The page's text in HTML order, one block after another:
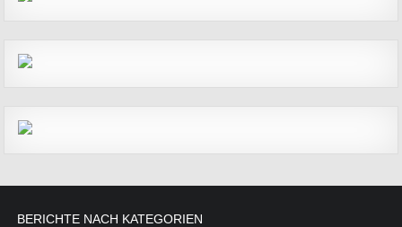
BERICHTE NACH KATEGORIEN